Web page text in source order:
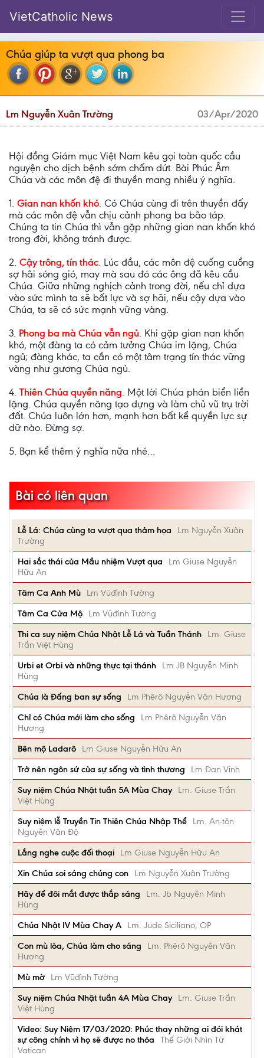
VietCatholic News
Chúa giúp ta vượt qua phong ba
Lm Nguyễn Xuân Trường 03/Apr/2020
Hội đồng Giám mục Việt Nam kêu gọi toàn quốc cầu
nguyện cho dịch bệnh sớm chấm dứt. Bài Phúc Âm
Chúa và các môn đệ đi thuyền mang nhiều ý nghĩa.
1. Gian nan khốn khó. Có Chúa cùng đi trên thuyền đấy
mà các môn đệ vẫn chịu cảnh phong ba bão táp.
Chúng ta tin Chúa thì vẫn gặp những gian nan khốn khó
trong đời, không tránh được.
2. Cậy trông, tín thác. Lúc đầu, các môn đệ cuống cuồng
sợ hãi sóng gió, may mà sau đó các ông đã kêu cầu
Chúa. Giữa những nghịch cảnh trong đời, nếu chỉ dựa
vào sức mình ta sẽ bất lực và sợ hãi, nếu cậy dựa vào
Chúa, ta sẽ có sức mạnh vững vàng.
3. Phong ba mà Chúa vẫn ngủ. Khi gặp gian nan khốn
khó, một đàng ta có cảm tưởng Chúa im lặng, Chúa
ngủ; đàng khác, ta cần có một tâm trạng tín thác vững
vàng như gương Chúa ngủ.
4. Thiên Chúa quyền năng. Một lời Chúa phán biển liền
lặng. Chúa quyền năng tạo dựng và làm chủ vũ trụ trời
đất. Chúa luôn lớn hơn, mạnh hơn bất kể quyền lực sự
dữ nào. Đừng sợ.
5. Bạn kể thêm ý nghĩa nữa nhé…
Bài có liên quan
Lễ Lá: Chúa cùng ta vượt qua thảm họa
Lm Nguyễn Xuân
Trường
Hai sắc thái của Mầu nhiệm Vượt qua
Lm Giuse Nguyễn
Hữu An
Tâm Ca Anh Mù
Lm Vũđình Tường
Tâm Ca Cửa Mộ
Lm Vũđình Tường
Thi ca suy niệm Chúa Nhật Lễ Lá và Tuần Thánh
Lm. Giuse
Trần Việt Hùng
Urbi et Orbi và những thực tại thánh
Lm JB Nguyễn Minh
Hùng
Chúa là Đấng ban sự sống
Lm Phêrô Nguyễn Văn Hương
Chỉ có Chúa mới làm cho sống
Lm Phêrô Nguyễn Văn
Hương
Bên mộ Ladarô
Lm Giuse Nguyễn Hữu An
Trở nên ngôn sứ của sự sống và tình thương
Lm Đan Vinh
Suy niệm Chúa Nhật tuần 5A Mùa Chay
Lm. Giuse Trần
Việt Hùng
Suy niệm lễ Truyền Tin Thiên Chúa Nhập Thể
Lm. An-tôn
Nguyễn Văn Độ
Lắng nghe cuộc đối thoại
Lm Giuse Nguyễn Hữu An
Xin Chúa soi sáng chúng con
Lm Nguyễn Xuân Trường
Hãy để đôi mắt được thắp sáng
Lm. Jb Nguyễn Minh
Hùng
Chúa Nhật IV Mùa Chay A
Lm. Jude Siciliano, OP
Con mù lòa, Chúa làm cho sáng
Lm. Phêrô Nguyễn Văn
Hương
Mù mờ
Lm Vũđình Tường
Suy niệm Chúa Nhật tuần 4A Mùa Chay
Lm. Giuse Trần
Việt Hùng
Video: Suy Niệm 17/03/2020: Phúc thay những ai đói khát
sự công chính vì họ sẽ được no thỏa
Thế Giới Nhìn Từ
Vatican